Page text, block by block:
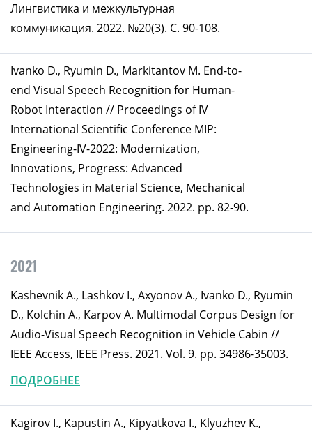
Лингвистика и межкультурная
коммуникация. 2022. №20(3). С. 90-108.
Ivanko D., Ryumin D., Markitantov M. End-to-
end Visual Speech Recognition for Human-
Robot Interaction // Proceedings of IV
International Scientific Conference MIP:
Engineering-IV-2022: Modernization,
Innovations, Progress: Advanced
Technologies in Material Science, Mechanical
and Automation Engineering. 2022. pp. 82-90.
2021
Kashevnik A., Lashkov I., Axyonov A., Ivanko D., Ryumin
D., Kolchin A., Karpov A. Multimodal Corpus Design for
Audio-Visual Speech Recognition in Vehicle Cabin //
IEEE Access, IEEE Press. 2021. Vol. 9. pp. 34986-35003.
ПОДРОБНЕЕ
Kagirov I., Kapustin A., Kipyatkova I., Klyuzhev K.,